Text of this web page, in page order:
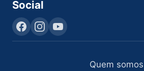
Social
Quem somos